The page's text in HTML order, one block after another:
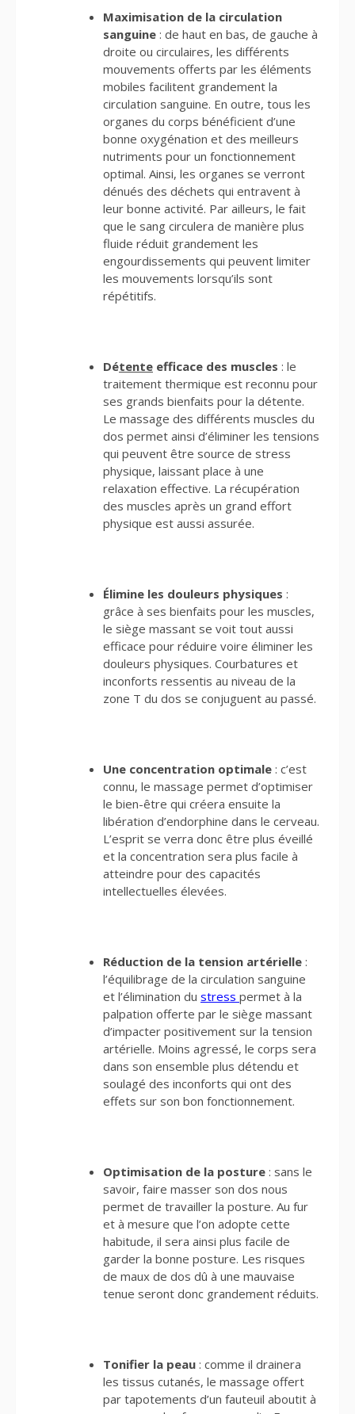
Maximisation de la circulation
sanguine : de haut en bas, de gauche à
droite ou circulaires, les différents
mouvements offerts par les éléments
mobiles facilitent grandement la
circulation sanguine. En outre, tous les
organes du corps bénéficient d’une
bonne oxygénation et des meilleurs
nutriments pour un fonctionnement
optimal. Ainsi, les organes se verront
dénués des déchets qui entravent à
leur bonne activité. Par ailleurs, le fait
que le sang circulera de manière plus
fluide réduit grandement les
engourdissements qui peuvent limiter
les mouvements lorsqu’ils sont
répétitifs.
Détente efficace des muscles : le
traitement thermique est reconnu pour
ses grands bienfaits pour la détente.
Le massage des différents muscles du
dos permet ainsi d’éliminer les tensions
qui peuvent être source de stress
physique, laissant place à une
relaxation effective. La récupération
des muscles après un grand effort
physique est aussi assurée.
Élimine les douleurs physiques :
grâce à ses bienfaits pour les muscles,
le siège massant se voit tout aussi
efficace pour réduire voire éliminer les
douleurs physiques. Courbatures et
inconforts ressentis au niveau de la
zone T du dos se conjuguent au passé.
Une concentration optimale : c’est
connu, le massage permet d’optimiser
le bien-être qui créera ensuite la
libération d’endorphine dans le cerveau.
L’esprit se verra donc être plus éveillé
et la concentration sera plus facile à
atteindre pour des capacités
intellectuelles élevées.
Réduction de la tension artérielle :
l’équilibrage de la circulation sanguine
et l’élimination du stress permet à la
palpation offerte par le siège massant
d’impacter positivement sur la tension
artérielle. Moins agressé, le corps sera
dans son ensemble plus détendu et
soulagé des inconforts qui ont des
effets sur son bon fonctionnement.
Optimisation de la posture : sans le
savoir, faire masser son dos nous
permet de travailler la posture. Au fur
et à mesure que l’on adopte cette
habitude, il sera ainsi plus facile de
garder la bonne posture. Les risques
de maux de dos dû à une mauvaise
tenue seront donc grandement réduits.
Tonifier la peau : comme il drainera
les tissus cutanés, le massage offert
par tapotements d’un fauteuil aboutit à